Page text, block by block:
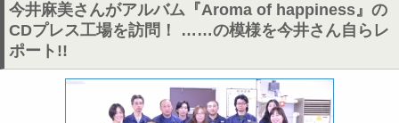
今井麻美さんがアルバム『Aroma of happiness』の
CDプレス工場を訪問！ ……の模様を今井さん自らレ
ポート!!